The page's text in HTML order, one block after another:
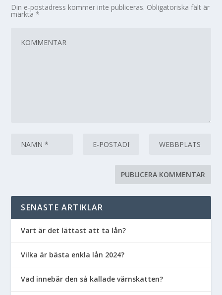
Din e-postadress kommer inte publiceras. Obligatoriska fält är
märkta*
SENASTE ARTIKLAR
Vart är det lättast att ta lån?
Vilka är bästa enkla lån 2024?
Vad innebär den så kallade värnskatten?